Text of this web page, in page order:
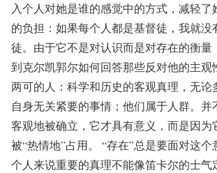
入个人对她是谁的感觉中的方式，减轻了
的负担：如果每个人都是基督徒，我就没
徒。由于它不是对认识而是对存在的衡量
到克尔凯郭尔如何回答那些反对他的主观
两可的人：科学和历史的客观真理，无论
自身无关紧要的事情；他们属于人群。并
客观地被确立，它才具有意义，而是因为
被“热情地”占用。 “存在”总是要面对这
个人来说重要的真理不能像笛卡尔的士气